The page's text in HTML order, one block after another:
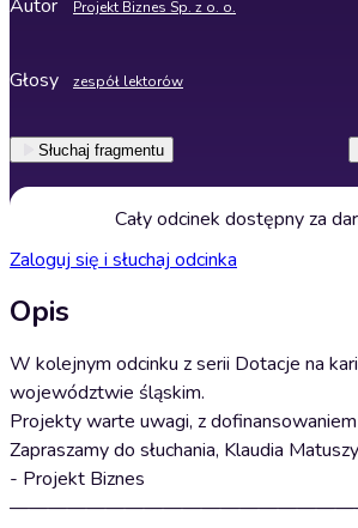
Autor Projekt Biznes Sp. z o. o.
Głosy zespół lektorów
Słuchaj fragmentu
Cały odcinek dostępny za
Zaloguj się i słuchaj odcinka
Opis
W kolejnym odcinku z serii Dotacje na
województwie śląskim.
Projekty warte uwagi, z
Zapraszamy do słuchania, Klaudia
- Projekt Biznes